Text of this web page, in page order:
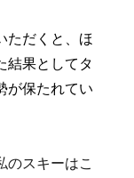
ただくと、ほ
結果としてタ
が保たれてい
のスキーはこ